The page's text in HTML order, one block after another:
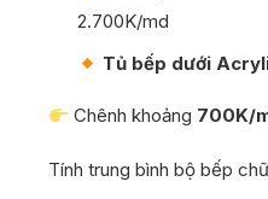
2.700K/md
Tủ bếp dưới
Chênh khoảng 700K/
Tính trung bình bộ bếp